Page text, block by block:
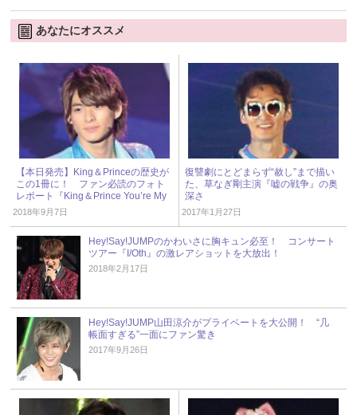
あなたにオススメ
【本日発売】King＆Princeの歴史が
この1冊に！ ファン必読のフォト
レポート『King＆Prince You’re My
Heroine』
2018年9月7日
復讐劇にとどまらず“赦し”まで描い
た、草なぎ剛主演『嘘の戦争』の奥
深さ
2017年1月27日
Hey!Say!JUMPのかわいさに胸キュン必至！ コンサート
ツアー『I/Oth』の激レアショットを大放出！
2018年2月17日
Hey!Say!JUMP山田涼介がプライベートを大公開！ “几
帳面すぎる”一面にファン驚き
2017年9月26日